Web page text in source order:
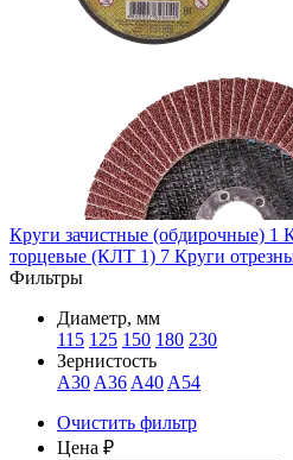
Круги зачистные (обдирочные) 1
торцевые (КЛТ 1) 7 Круги
Фильтры
Диаметр, мм
115 125 150 180 230
Зернистость
A30A36A40A54
Очистить фильтр
Цена ₽